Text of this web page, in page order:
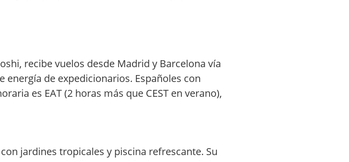
recibe vuelos desde Madrid y Barcelona vía
de expedicionarios. Españoles con
es EAT (2 horas más que CEST en verano),
jardines tropicales y piscina refrescante. Su